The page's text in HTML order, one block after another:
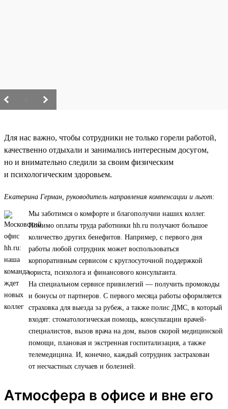
Для нас важно, чтобы сотрудники не только горели работой,
качественно отдыхали и занимались интересным досугом,
но и внимательно следили за своим физическим
и психологическим здоровьем.
Екатерина Герман, руководитель направления компенсации и льгот:
Мы заботимся о комфорте и благополучии наших коллег.
Помимо оплаты труда работники hh.ru получают большое
количество других бенефитов. Например, с первого дня
работы любой сотрудник может воспользоваться
корпоративным сервисом с круглосуточной поддержкой
юриста, психолога и финансового консультанта.
На специальном сервисе привилегий — получить промокоды
и бонусы от партнеров. С первого месяца работы оформляется
страховка для выезда за рубеж, а также полис ДМС, в который
входят: стоматологическая помощь, консультации врачей-
специалистов, вызов врача на дом, вызов скорой медицинской
помощи, плановая и экстренная госпитализация, а также
телемедицина. И, конечно, каждый сотрудник застрахован
от несчастных случаев и болезней.
Атмосфера в офисе и вне его